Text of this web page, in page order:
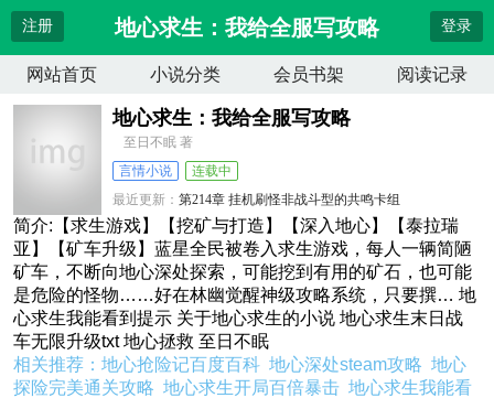
注册 地心求生：我给全服写攻略 登录
网站首页 小说分类 会员书架 阅读记录
地心求生：我给全服写攻略
至日不眠 著
言情小说
连载中
最近更新：第214章 挂机刷怪非战斗型的共鸣卡组
更新时间：2026-08-07 04:45:07
简介:【求生游戏】【挖矿与打造】【深入地心】【泰拉瑞
亚】【矿车升级】蓝星全民被卷入求生游戏，每人一辆简陋
矿车，不断向地心深处探索，可能挖到有用的矿石，也可能
是危险的怪物……好在林幽觉醒神级攻略系统，只要撰… 地
心求生我能看到提示 关于地心求生的小说 地心求生末日战
车无限升级txt 地心拯救 至日不眠
相关推荐：地心抢险记百度百科地心深处steam攻略地心
探险完美通关攻略地心求生开局百倍暴击地心求生我能看